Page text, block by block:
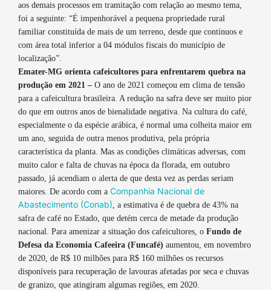
aos demais processos em tramitação com relação ao mesmo tema,
foi a seguinte: “É impenhorável a pequena propriedade rural
familiar constituída de mais de um terreno, desde que contínuos e
com área total inferior a 04 módulos fiscais do município de
localização”.
Emater-MG orienta cafeicultores para enfrentarem quebra na
produção em 2021 – O ano de 2021 começou em clima de tensão
para a cafeicultura brasileira. A redução na safra deve ser muito pior
do que em outros anos de bienalidade negativa. Na cultura do café,
especialmente o da espécie arábica, é normal uma colheita maior em
um ano, seguida de outra menos produtiva, pela própria
característica da planta. Mas as condições climáticas adversas, com
muito calor e falta de chuvas na época da florada, em outubro
passado, já acendiam o alerta de que desta vez as perdas seriam
maiores. De acordo com a Companhia Nacional de
Abastecimento (Conab), a estimativa é de quebra de 43% na
safra de café no Estado, que detém cerca de metade da produção
nacional. Para amenizar a situação dos cafeicultores, o Fundo de
Defesa da Economia Cafeeira (Funcafé) aumentou, em novembro
de 2020, de R$ 10 milhões para R$ 160 milhões os recursos
disponíveis para recuperação de lavouras afetadas por seca e chuvas
de granizo, que atingiram algumas regiões, em 2020.